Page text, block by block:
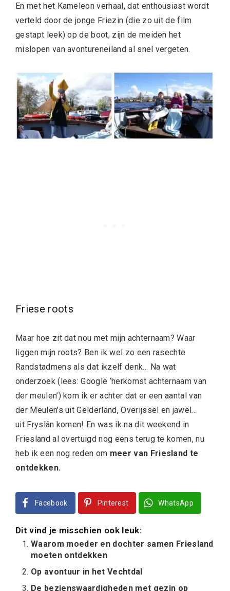
En met het Kameleon verhaal, dat enthousiast wordt
verteld door de jonge Friezin (die zo uit de film
gestapt leek) op de boot, zijn de meiden het
mislopen van avontureneiland al snel vergeten.
Friese roots
Maar hoe zit dat nou met mijn achternaam? Waar
liggen mijn roots? Ben ik wel zo een rasechte
Randstadmens als dat ikzelf denk… Na wat
onderzoek (lees: Google ‘herkomst achternaam van
der meulen’) kom ik er achter dat er een aantal van
der Meulen’s uit Gelderland, Overijssel en jawel…
uit Fryslân komen! En was ik na dit weekend in
Friesland al overtuigd nog eens terug te komen, nu
heb ik een nog reden om meer van Friesland te
ontdekken.
Facebook Pinterest WhatsApp
Dit vind je misschien ook leuk:
Waarom moeder en dochter samen Friesland
moeten ontdekken
Op avontuur in het Vechtdal
De bezienswaardigheden met gezin op